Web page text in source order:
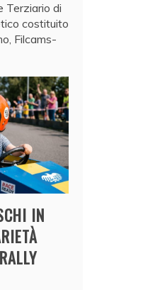
Terziario di
costituito
Filcams-
IN